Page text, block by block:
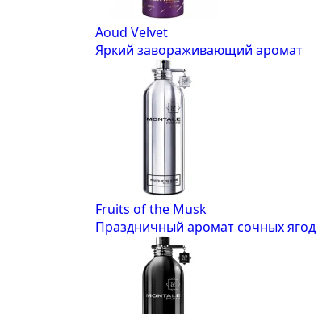
Aoud Velvet
Яркий завораживающий аромат
Fruits of the Musk
Праздничный аромат сочных ягод